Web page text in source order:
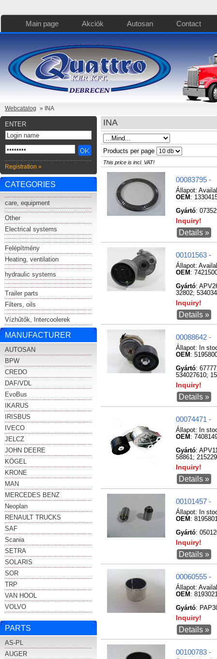
Main page Akciók Autosan Contact
Webcatalog » INA
ENTER
Registration »
CATEGORIES
care, equipment
Other
Electrical systems
Felépítmény
Heating, ventilation
hydraulic systems
Trailer parts
Filters, oils
Vízhűtők, Intercoolerek
MANUFACTURER
AUTOSAN
BPW
CREDO
DAF/VDL
EvoBus
IKARUS
IRISBUS
IVECO
JELCZ
JOHN DEERE
KÖGEL
KRONE
MAN
MERCEDES BENZ
Neoplan
RENAULT TRUCKS
SAF
Scania
SETRA
SOLARIS
SOR
TRP
VAN HOOL
VOLVO
PARTS
AS-PL
AUGER
INA
Products per page
This price is incl. VAT!
00083795 -
Állapot:
OEM :
Gyártó:
Inquiry!
Details »
00101563 -
Állapot:
OEM :
Gyártó:
32802;
Inquiry!
Details »
00088642 -
Állapot:
In
OEM :
Gyártó:
534027610;
Inquiry!
Details »
00074471 -
Állapot:
In
OEM :
Gyártó:
58861;
Inquiry!
Details »
00101457 -
Állapot:
In
OEM :
Gyártó:
Inquiry!
Details »
00060555 -
Állapot:
OEM :
Gyártó:
Inquiry!
Details »
00100783 -